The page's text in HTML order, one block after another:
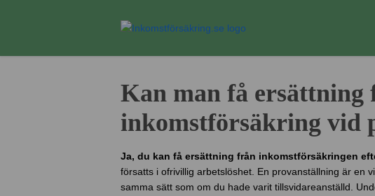
Kan man få ersättning
inkomstförsäkring vid
Ja, du kan få ersättning från inkomstförsäkringen
försatts i ofrivillig arbetslöshet. En provanställning är en
samma sätt som om du hade varit tillsvidareanställd.